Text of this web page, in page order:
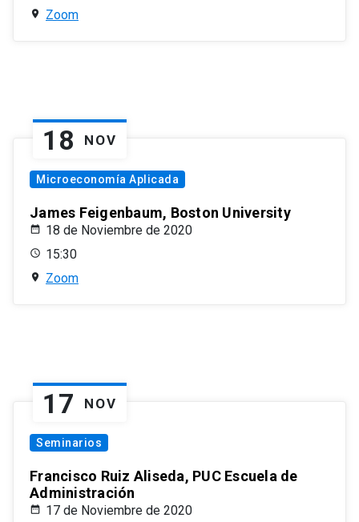
Zoom
18 NOV
Microeconomía Aplicada
James Feigenbaum, Boston University
18 de Noviembre de 2020
15:30
Zoom
17 NOV
Seminarios
Francisco Ruiz Aliseda, PUC Escuela de
Administración
17 de Noviembre de 2020